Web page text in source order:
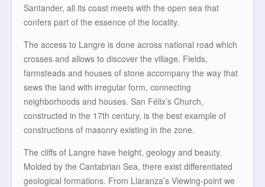
Santander, all its coast meets with the open sea that
confers part of the essence of the locality.
The access to Langre is done across national road which
crosses and allows to discover the village. Fields,
farmsteads and houses of stone accompany the way that
sews the land with irregular form, connecting
neighborhoods and houses. San Félix’s Church,
constructed in the 17th century, is the best example of
constructions of masonry existing in the zone.
The cliffs of Langre have height, geology and beauty.
Molded by the Cantabrian Sea, there exist differentiated
geological formations. From Llaranza’s Viewing-point we